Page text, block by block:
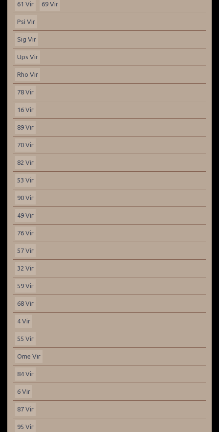
61 Vir 69 Vir
Psi Vir
Sig Vir
Ups Vir
Rho Vir
78 Vir
16 Vir
89 Vir
70 Vir
82 Vir
53 Vir
90 Vir
49 Vir
76 Vir
57 Vir
32 Vir
59 Vir
68 Vir
4 Vir
55 Vir
Ome Vir
84 Vir
6 Vir
87 Vir
95 Vir